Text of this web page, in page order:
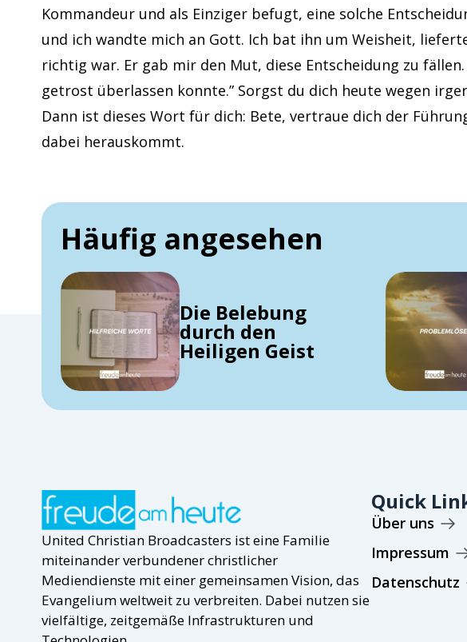
Kommandeur und als Einziger befugt, eine solche
und ich wandte mich an Gott. Ich bat ihn um Weisheit,
richtig war. Er gab mir den Mut, diese Entscheidung zu
getrost überlassen konnte.” Sorgst du dich heute wegen
Dann ist dieses Wort für dich: Bete, vertraue dich der
dabei herauskommt.
Häufig angesehen
Die Belebung
durch den
Heiligen Geist
United Christian Broadcasters ist eine Familie
miteinander verbundener christlicher
Mediendienste mit einer gemeinsamen Vision, das
Evangelium weltweit zu verbreiten. Dabei nutzen sie
vielfältige, zeitgemäße Infrastrukturen und
Quick
Über uns
Impressum
Datenschutz